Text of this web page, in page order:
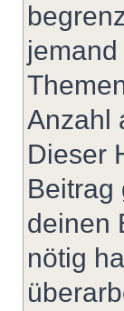
Anzahl
Dieser
Beitrag
deinen
nötig